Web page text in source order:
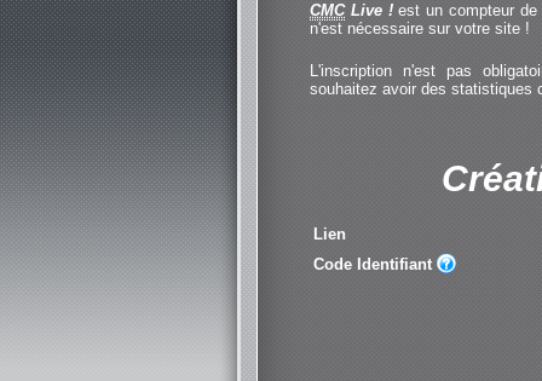
CMCLive !est un compteur de
n'est nécessaire sur votre site !
L'inscription n'est pas
souhaitez avoir des statistiques
Lien
Code Identifiant